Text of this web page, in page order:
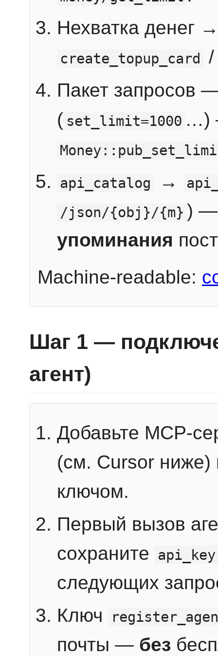
Нехватка денег
create_topup_card
Пакет запросов
( set_limit=1000 …)
api_catalog
→
/json/{obj}/{m} ) —
упоминания
Machine-readable:
Шаг 1 —
агент)
Добавьте MCP-
(см. Cursor ниже)
ключом.
Первый вызов
сохраните
api_key
следующих
Ключ
почты — без